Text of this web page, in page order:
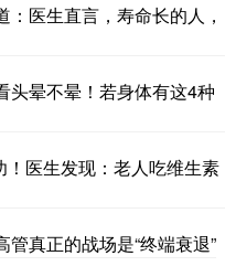
医生直言，寿命长的人，
头晕不晕！若身体有这4种
医生发现：老人吃维生素
真正的战场是“终端衰退”